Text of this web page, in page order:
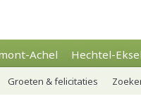
Achel Hechtel-
Groeten & felicitaties